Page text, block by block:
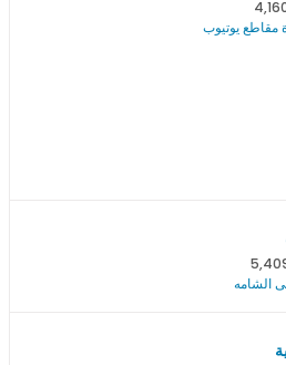
مقاطع يوتيوب
الشامه